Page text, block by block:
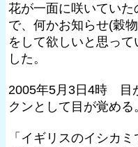
花が一面に咲いていた
で、何かお知らせ(穀
をして欲しいと思って
した。
2005年5月3日4時 目
クンとして目が覚める
「イギリスのイシカ